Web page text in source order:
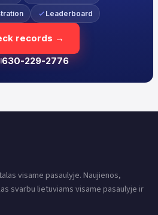
Leaderboard
records →
630-229-2776
visame pasaulyje. Naujienos,
svarbu lietuviams visame pasaulyje ir